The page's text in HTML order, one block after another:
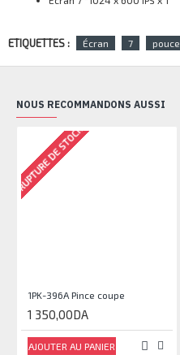
ETIQUETTES : Écran 7 pouce
NOUS RECOMMANDONS AUSSI
RUPTURE DE STOCK
1PK-396A Pince coupe
1 350,00DA
AJOUTER AU PANIER